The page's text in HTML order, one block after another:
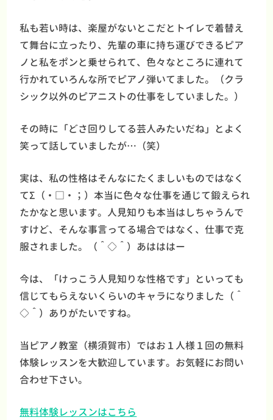
私も若い時は、楽屋がないとこだとトイレで着替え
て舞台に立ったり、先輩の車に持ち運びできるピア
ノと私をポンと乗せられて、色々なところに連れて
行かれていろんな所でピアノ弾いてました。（クラ
シック以外のピアニストの仕事をしていました。）
その時に「どさ回りしてる芸人みたいだね」とよく
笑って話していましたが…（笑）
実は、私の性格はそんなにたくましいものではなく
てΣ（・□・；）本当に色々な仕事を通じて鍛えられ
たかなと思います。人見知りも本当はしちゃうんで
すけど、そんな事言ってる場合ではなく、仕事で克
服されました。（＾◇＾）あはははー
今は、「けっこう人見知りな性格です」といっても
信じてもらえないくらいのキャラになりました（＾
◇＾）ありがたいですね。
当ピアノ教室（横須賀市）ではお１人様１回の無料
体験レッスンを大歓迎しています。お気軽にお問い
合わせ下さい。
無料体験レッスンはこちら